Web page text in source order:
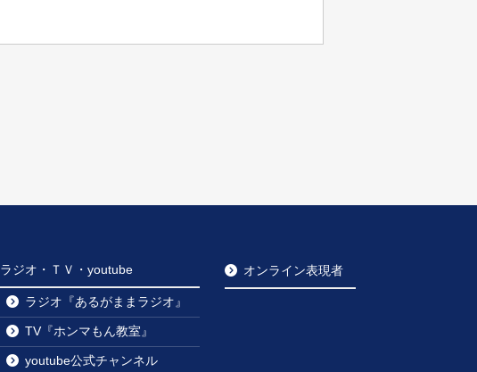
ラジオ・ＴＶ・youtube
ラジオ『あるがままラジオ』
TV『ホンマもん教室』
youtube公式チャンネル
オンライン表現者